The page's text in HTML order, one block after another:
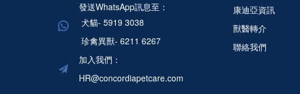
發送WhatsApp訊息至：
犬貓- 5919 3038
珍禽異獸- 6211 6267
加入我們：
HR@concordiapetcare.com
康迪亞資訊
獸醫轉介
聯絡我們